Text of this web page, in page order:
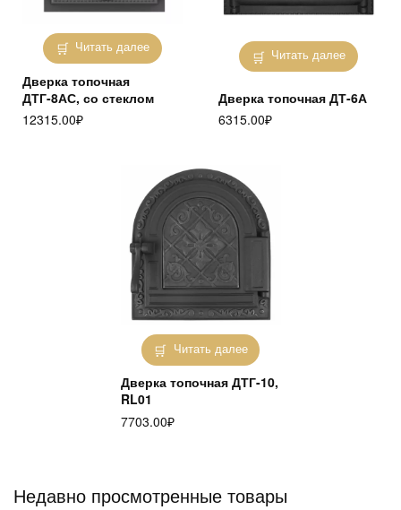
Читать далее
Дверка топочная
ДТГ-8АС, со стеклом
12315.00₽
Читать далее
Дверка топочная ДТ-6А
6315.00₽
Читать далее
Дверка топочная ДТГ-10,
RL01
7703.00₽
Недавно просмотренные товары